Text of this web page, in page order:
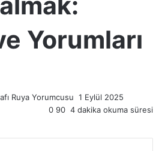
Yorumları
Ruya Yorumcusu Bir
e-
1 Eylül 2025
0 90 4 dakika okuma süresi